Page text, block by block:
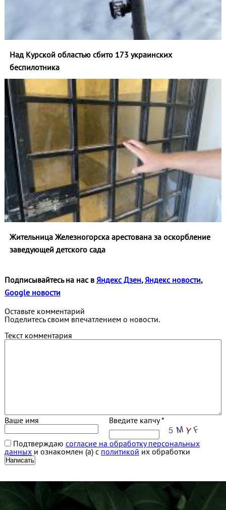
Над Курской областью сбито 173 украинских
беспилотника
Жительница Железногорска арестована за оскорбление
заведующей детского сада
Подписывайтесь на нас в Яндекс Дзен, Яндекс новости,
Google новости
Оставьте комментарий
Поделитесь своим впечатлением о новости.
Текст комментария
Ваше имя Введите капчу *
Подтверждаю согласие на обработку персональных
данныхи ознакомлен (а) с политикой их обработки